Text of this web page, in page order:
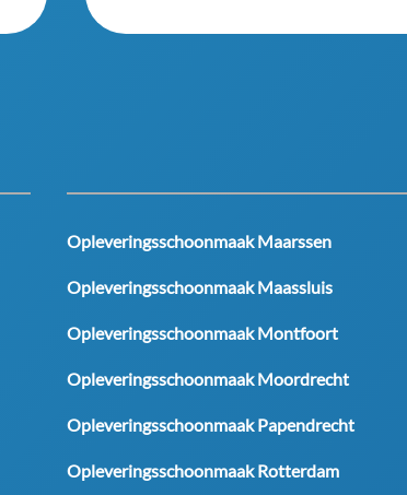
Opleveringsschoonmaak Maarssen
Opleveringsschoonmaak Maassluis
Opleveringsschoonmaak Montfoort
Opleveringsschoonmaak Moordrecht
Opleveringsschoonmaak Papendrecht
Opleveringsschoonmaak Rotterdam